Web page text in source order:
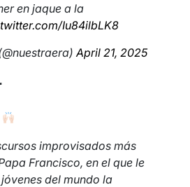
en jaque a la
Iu84ilbLK8
April 21, 2025
improvisados más
Francisco, en el que le
del mundo la